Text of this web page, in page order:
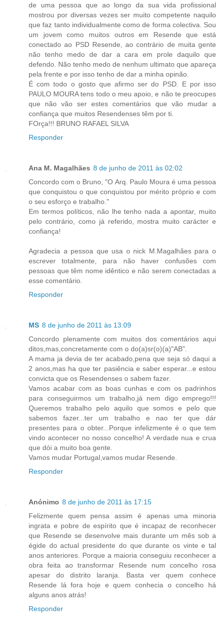
de uma pessoa que ao longo da sua vida profissional
mostrou por diversas vezes ser muito competente naquilo
que faz tanto individualmente como de forma colectiva. Sou
um jovem como muitos outros em Resende que está
conectado ao PSD Resende, ao contrário de muita gente
não tenho medo de dar a cara em prole daquilo que
defendo. Não tenho medo de nenhum ultimato que apareça
pela frente e por isso tenho de dar a minha opinão.
É com todo o gosto que afirmo ser do PSD. E por isso
PAULO MOURA tens todo o meu apoio, e não te preocupes
que não vão ser estes comentários que vão mudar a
confiança que muitos Resendenses têm por ti.
FOrça!!! BRUNO RAFAEL SILVA
Responder
Ana M. Magalhães 8 de junho de 2011 às 02:02
Concordo com o Bruno, "O Arq. Paulo Moura é uma pessoa
que conquistou o que conquistou por mérito próprio e com
o seu esforço e trabalho."
Em termos políticos, não lhe tenho nada a apontar, muito
pelo contrário, como já referido, mostra muito carácter e
confiança!
Agradecia a pessoa que usa o nick M.Magalhães para o
escrever totalmente, para não haver confusões com
pessoas que têm nome idêntico e não serem conectadas a
esse comentário.
Responder
MS 8 de junho de 2011 às 13:09
Concordo plenamente com muitos dos comentários aqui
ditos,mas,concretamente com o do(a)sr(o)(a)"AB".
A mama ja devia de ter acabado,pena que seja só daqui a
2 anos,mas ha que ter pasiência e saber esperar...e estou
convicta que os Resendenses o sabem fazer.
Vamos acabar com as boas cunhas e com os padrinhos
para conseguirmos um trabalho,já nem digo emprego!!!
Queremos trabalho pelo aquilo que somos e pelo que
sabemos fazer...ter um trabalho e nao ter que dár
presentes para o obter...Porque infelizmente é o que tem
vindo acontecer no nosso concelho! A verdade nua e crua
que dói a muito boa gente.
Vamos mudar Portugal,vamos mudar Resende.
Responder
Anónimo 8 de junho de 2011 às 17:15
Felizmente quem pensa assim é apenas uma minoria
ingrata e pobre de espírito que é incapaz de reconhecer
que Resende se desenvolve mais durante um mês sob a
égide do actual presidente do que durante os vinte e tal
anos anteriores. Porque a maioria conseguiu reconhecer a
obra feita ao transformar Resende num concelho rosa
apesar do distrito laranja. Basta ver quem conhece
Resende lá fora hoje e quem conhecia o concelho há
alguns anos atrás!
Responder